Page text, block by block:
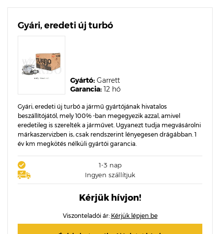
Gyári, eredeti új turbó
Garancia: 12 hó
Gyártó: Garrett
Gyári, eredeti új turbó a jármű gyártójának hivatalos
beszállítójától, mely 100% -ban megegyezik azzal, amivel
eredetileg is szerelték a járművet. Ugyanezt tudja megvásárolni
márkaszervizben is, csak rendszerint lényegesen drágábban. 1
év km megkötés nélküli gyártói garancia.
1-3 nap
Ingyen szállítjuk
Kérjük hívjon!
Viszonteladói ár: Kérjük lépjen be